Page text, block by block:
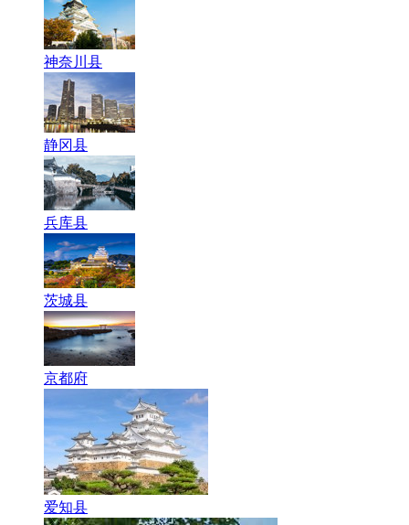
神奈川县
静冈县
兵库县
茨城县
京都府
爱知县